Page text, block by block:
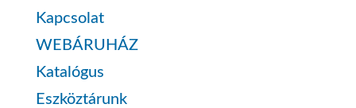
Kapcsolat
WEBÁRUHÁZ
Katalógus
Eszköztárunk